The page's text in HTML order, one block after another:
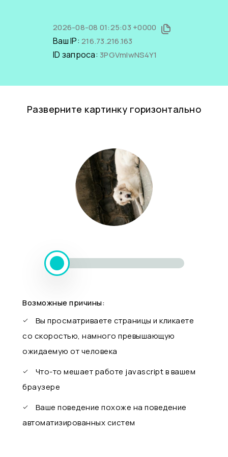
2026-08-08 01:25:03 +0000
Ваш IP: 216.73.216.163
ID запроса: 3PGVmIwNS4Y1
Разверните картинку горизонтально
Возможные причины:
Вы просматриваете страницы и кликаете
со скоростью, намного превышающую
ожидаемую от человека
Что-то мешает работе javascript в вашем
браузере
Ваше поведение похоже на поведение
автоматизированных систем